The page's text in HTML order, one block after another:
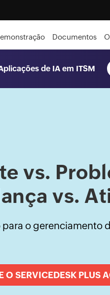
Documentos
de IA em ITSM
vs.
vs.
o gerenciamento
O SERVICEDESK PLUS